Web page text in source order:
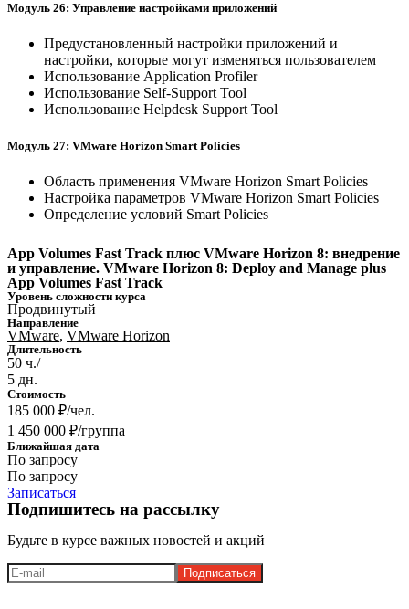
Модуль 26: Управление настройками приложений
Предустановленный настройки приложений и
настройки, которые могут изменяться пользователем
Использование Application Profiler
Использование Self-Support Tool
Использование Helpdesk Support Tool
Модуль 27: VMware Horizon Smart Policies
Область применения VMware Horizon Smart Policies
Настройка параметров VMware Horizon Smart Policies
Определение условий Smart Policies
App Volumes Fast Track плюс VMware Horizon 8: внедрение
и управление. VMware Horizon 8: Deploy and Manage plus
App Volumes Fast Track
Уровень сложности курса
Продвинутый
Направление
VMware, VMware Horizon
Длительность
50 ч./
5 дн.
Стоимость
185 000 ₽/чел.
1 450 000 ₽/группа
Ближайшая дата
По запросу
По запросу
Записаться
Подпишитесь на рассылку
Будьте в курсе важных новостей и акций